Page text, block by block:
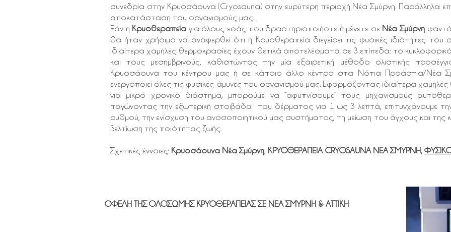
συνεδρία στην Κρυοσάουνα (Cryosauna) στην ευρύτερη περιοχή Νέα Σμύρνη. Παράλληλα
αποκατάσταση του οργανισμούς μας.
Εάν η Κρυοθεραπεία για όλους εσάς που δραστηριοποιήστε ή μένετε σε Νέα Σμύρνη
θα ήταν χρήσιμο να αναφερθεί ότι η Κρυοθεραπεία διεγείρει τις φυσικές ιδιότητες
ιδιαίτερα χαμηλές θερμοκρασίες έχουν θετικά αποτελέσματα σε 3 επίπεδα: το
και τους μεσημβρινούς, καθιστώντας την μία εξαιρετική μέθοδο ολιστικής
Κρυοσάουνα του κέντρου μας ή σε κάποιο άλλο κέντρο στα Νότια Προάστια/Νέα
ενεργοποιεί όλες τις φυσικές άμυνες του οργανισμού μας. Εφαρμόζοντας ιδιαίτερα
για μικρό χρονικό διάστημα, μπορούμε να “αφυπνίσουμε” τους μηχανισμούς
παγώνοντας την εξωτερική στοιβάδα του δέρματος για 1 ως 3 λεπτά, επιτυγχάνουμε
ρυθμού, την ενίσχυση του ανοσοποιητικού μας συστήματος, τη μείωση του άγχους και της
βελτίωση της ποιότητας ζωής.
Σχετικές έννοιες: Κρυοσάουνα Νέα Σμύρνη ΚΡΥΟΘΕΡΑΠΕΙΑ CRYOSAUNA ΝΕΑ ΣΜΥΡΝΗ,
ΟΦΕΛΗ ΤΗΣ ΟΛΟΣΩΜΗΣ ΚΡΥΟΘΕΡΑΠΕΙΑΣ ΣΕ ΝΕΑ ΣΜΥΡΝΗ & ΑΤΤΙΚΗ